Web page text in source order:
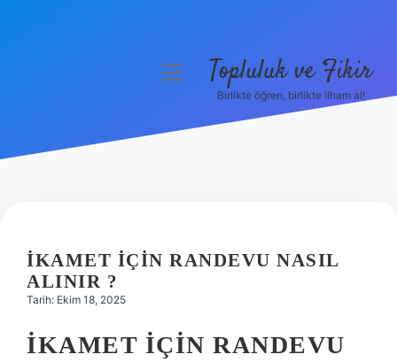
Hakkımızda
menüyüTopluluk ve Fikir
Birlikte öğren, birlikte ilham al!
İKAMET IÇIN RANDEVU NASIL
ALINIR ?
Tarih: Ekim 18, 2025
İKAMET İÇIN RANDEVU